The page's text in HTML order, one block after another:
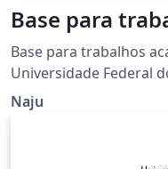
Base para
Base para trabalhos
Universidade Federal
abntex2, que
para ABNT. Confirme
Naju